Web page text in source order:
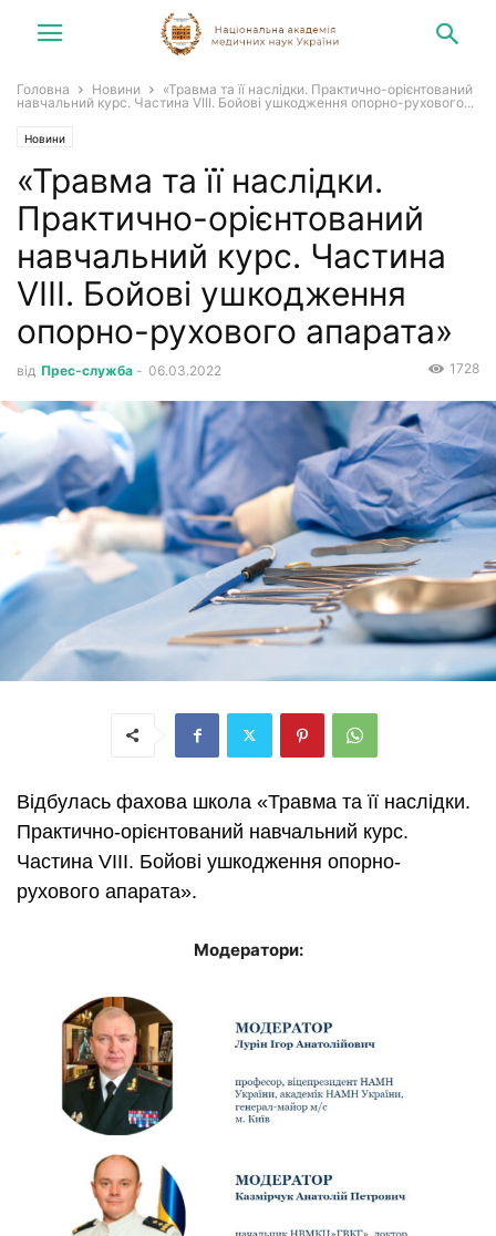
Головна Новини
«Травма та її наслідки. Практично-орієнтований
навчальний курс. Частина VІII. Бойові ушкодження опорно-рухового...
Новини
«Травма та її наслідки.
Практично-орієнтований
навчальний курс. Частина
VІII. Бойові ушкодження
опорно-рухового апарата»
від Прес-служба - 06.03.2022 1728
Відбулась фахова школа «Травма та її наслідки.
Практично-орієнтований навчальний курс.
Частина VІII. Бойові ушкодження опорно-
рухового апарата».
Модератори: